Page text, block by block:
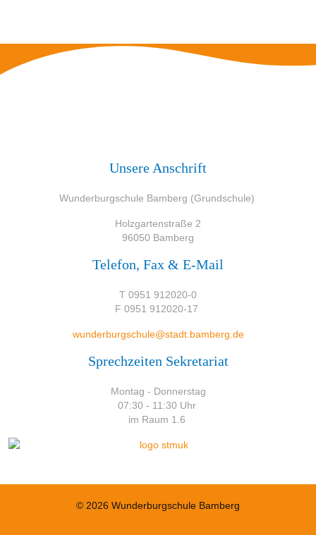
Unsere Anschrift
Wunderburgschule Bamberg (Grundschule)
Holzgartenstraße 2
96050 Bamberg
Telefon, Fax & E-Mail
T 0951 912020-0
F 0951 912020-17
wunderburgschule@stadt.bamberg.de
Sprechzeiten Sekretariat
Montag - Donnerstag
07:30 - 11:30 Uhr
im Raum 1.6
© 2026 Wunderburgschule Bamberg